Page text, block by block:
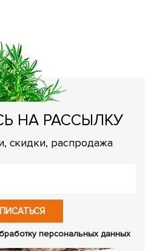
НА РАССЫЛКУ
скидки, распродажа
персональных данных